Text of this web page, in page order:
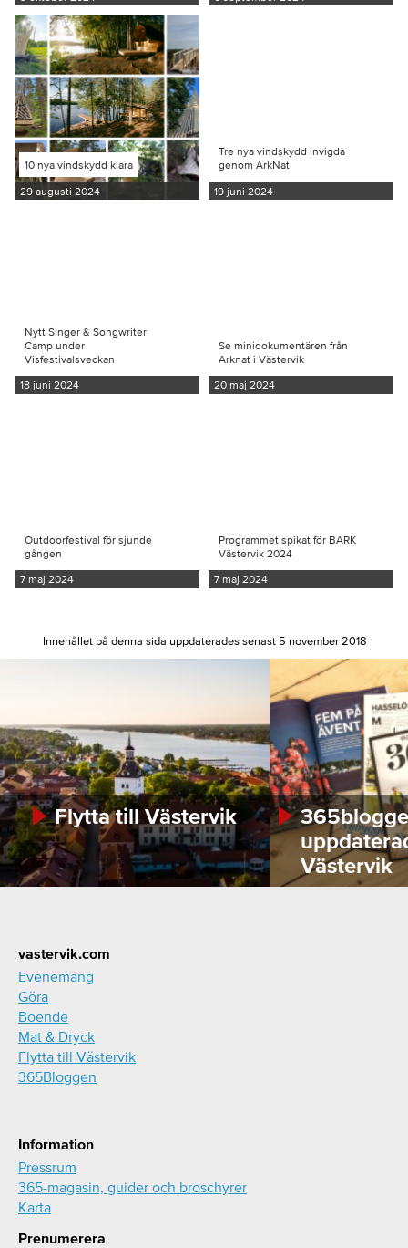
10 nya vindskydd klara
29 augusti 2024
Tre nya vindskydd invigda
genom ArkNat
19 juni 2024
Nytt Singer & Songwriter
Camp under
Visfestivalsveckan
18 juni 2024
Se minidokumentären från
Arknat i Västervik
20 maj 2024
Outdoorfestival för sjunde
gången
7 maj 2024
Programmet spikat för BARK
Västervik 2024
7 maj 2024
Innehållet på denna sida uppdaterades senast 5 november 2018
Flytta till Västervik
Västervik
Footer
vastervik.com
Evenemang
Göra
Boende
Mat & Dryck
Flytta till Västervik
365Bloggen
Information
Pressrum
365-magasin, guider och broschyrer
Karta
Prenumerera